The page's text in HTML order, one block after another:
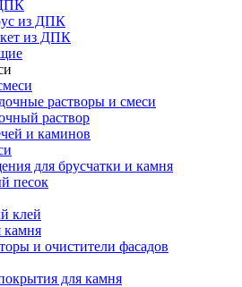
из ДПК
из ДПК
растворы и смеси
раствор
и каминов
для брусчатки и камня
песок
клей
камня
и очистители фасадов
для камня